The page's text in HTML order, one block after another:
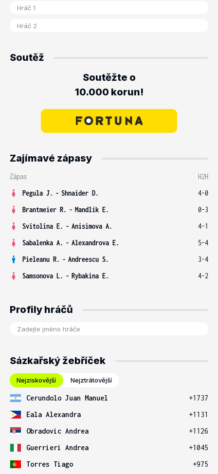
Soutěž
Soutěžte o
10.000 korun!
Zajímavé zápasy
Zápas
H2H
Pegula J. - Shnaider D.
4-0
Brantmeier R. - Mandlik E.
0-3
Svitolina E. - Anisimova A.
4-1
Sabalenka A. - Alexandrova E.
5-4
Pieleanu R. - Andreescu S.
3-4
Samsonova L. - Rybakina E. 4-2
Profily hráčů
Sázkařský žebříček
Nejziskovější Nejztrátovější
Cerundolo Juan Manuel
+1737
Eala Alexandra
+1131
Obradovic Andrea
+1126
Guerrieri Andrea
+1045
Torres Tiago
+975